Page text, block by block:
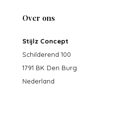
Over ons
Stijlz Concept
Schilderend 100
1791 BK Den Burg
Nederland